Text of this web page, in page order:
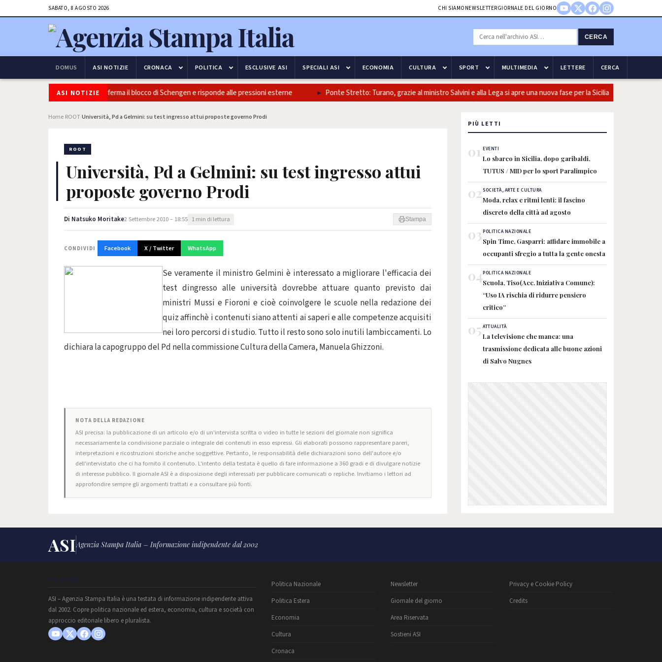
SABATO, 8 AGOSTO 2026 CHI SIAMO NEWSLETTERGIORNALE DEL GIORNO
CERCA
DOMUS ASI NOTIZIE CRONACA POLITICA ESCLUSIVE ASI SPECIALI ASI ECONOMIA CULTURA SPORT MULTIMEDIA LETTERE CERCA
ASI NOTIZIE
Sicurezza e frontiere: l’Italia conferma il blocco di Schengen e risponde alle pressioni esterne Ponte Stretto: Turano, grazie al ministro Salvini e alla Lega si apre una nuova fase per la Sicilia
Home ROOTUniversità, Pd a Gelmini: su test ingresso attui proposte governo Prodi
ROOT
Università, Pd a Gelmini: su test ingresso attui
proposte governo Prodi
Di Natsuko Moritake2 Settembre 2010 – 18:55 1 min di lettura Stampa
CONDIVIDI Facebook X / Twitter WhatsApp
Se veramente il ministro Gelmini è interessato a migliorare l'efficacia dei
test dingresso alle università dovrebbe attuare quanto previsto dai
ministri Mussi e Fioroni e cioè coinvolgere le scuole nella redazione dei
quiz affinchè i contenuti siano attenti ai saperi e alle competenze acquisiti
nei loro percorsi di studio. Tutto il resto sono solo inutili lambiccamenti. Lo
dichiara la capogruppo del Pd nella commissione Cultura della Camera, Manuela Ghizzoni.
NOTA DELLA REDAZIONE
ASI precisa: la pubblicazione di un articolo e/o di un'intervista scritta o video in tutte le sezioni del giornale non significa
necessariamente la condivisione parziale o integrale dei contenuti in esso espressi. Gli elaborati possono rappresentare pareri,
interpretazioni e ricostruzioni storiche anche soggettive. Pertanto, le responsabilità delle dichiarazioni sono dell'autore e/o
dell'intervistato che ci ha fornito il contenuto. L'intento della testata è quello di fare informazione a 360 gradi e di divulgare notizie
di interesse pubblico. Il giornale ASI è a disposizione degli interessati per pubblicare comunicati o repliche. Invitiamo i lettori ad
approfondire sempre gli argomenti trattati e a consultare più fonti.
PIÙ LETTI
01 EVENTI
Lo sbarco in Sicilia, dopo garibaldi,
TUTUS / MID per lo sport Paralimpico
02SOCIETÀ, ARTE E CULTURA
Moda, relax e ritmi lenti: il fascino
discreto della città ad agosto
03POLITICA NAZIONALE
Spin Time, Gasparri: affidare immobile a
occupanti sfregio a tutta la gente onesta
04POLITICA NAZIONALE
Scuola, Tiso(Acc. Iniziativa Comune):
“Uso IA rischia di ridurre pensiero
critico”
05 ATTUALITÀ
La televisione che manca: una
trasmissione dedicata alle buone azioni
di Salvo Nugnes
ASIAgenzia Stampa Italia – Informazione indipendente dal 2002
CHI SIAMO
ASI – Agenzia Stampa Italia è una testata di informazione indipendente attiva
dal 2002. Copre politica nazionale ed estera, economia, cultura e società con
approccio editoriale libero e pluralista.
Politica Nazionale
Politica Estera
Economia
Cultura
Cronaca
Newsletter
Giornale del giorno
Area Riservata
Sostieni ASI
Privacy e Cookie Policy
Credits